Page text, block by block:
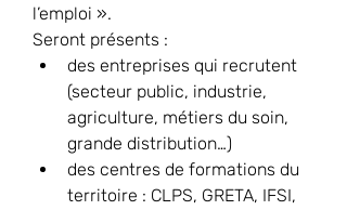
l’emploi ».
Seront présents :
des entreprises qui recrutent
(secteur public, industrie,
agriculture, métiers du soin,
grande distribution…)
des centres de formations du
territoire : CLPS, GRETA, IFSI,